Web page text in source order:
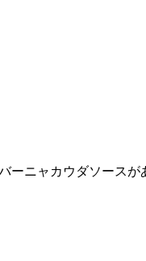
ーニャカウダソースが